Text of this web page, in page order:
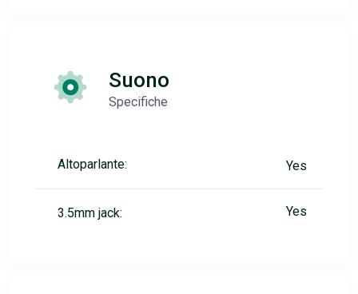
Suono
Specifiche
Altoparlante: Yes
3.5mm jack: Yes